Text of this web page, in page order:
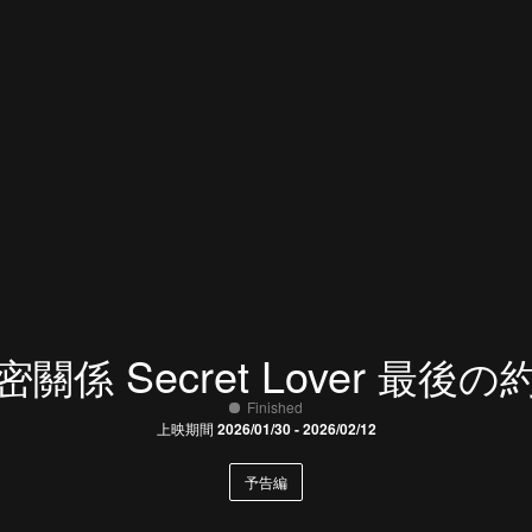
關係 Secret Lover 最後の
Finished
上映期間 2026/01/30 - 2026/02/12
予告編